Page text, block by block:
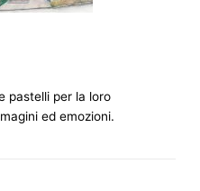
pastelli per la loro
ed emozioni.